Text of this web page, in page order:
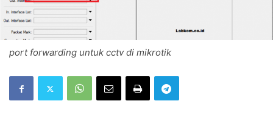
port forwarding untuk cctv di mikrotik